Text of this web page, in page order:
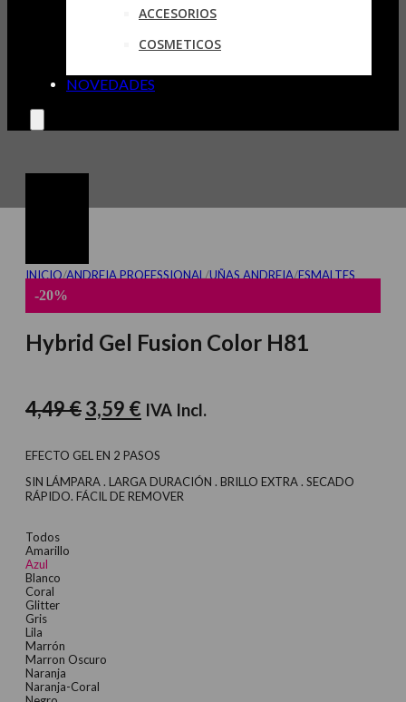
ACCESORIOS
COSMETICOS
NOVEDADES
-20%
INICIO/ANDREIA PROFESSIONAL /UÑAS ANDREIA/ESMALTES
CLÁSICOS ANDREIA
COLOR H81
Hybrid Gel Fusion Color H81
4,49€El
original
era:
4,49 €.
3,59 € El
actual
es:
3,59 €.
IVA Incl.
EFECTO GEL EN 2 PASOS
SIN LÁMPARA . LARGA DURACIÓN . BRILLO EXTRA . SECADO
RÁPIDO. FÁCIL DE REMOVER
Todos
Amarillo
Azul
Blanco
Coral
Glitter
Gris
Lila
Marrón
Marron Oscuro
Naranja
Naranja-Coral